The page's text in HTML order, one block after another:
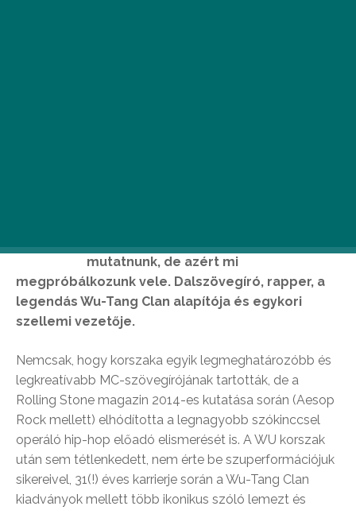
G
mutatnunk, de azért mi
megpróbálkozunk vele. Dalszövegíró, rapper, a
legendás Wu-Tang Clan alapítója és egykori
szellemi vezetője.
Nemcsak, hogy korszaka egyik legmeghatározóbb és
legkreatívabb MC-szövegírójának tartották, de a
Rolling Stone magazin 2014-es kutatása során (Aesop
Rock mellett) elhódította a legnagyobb szókinccsel
operáló hip-hop előadó elismerését is. A WU korszak
után sem tétlenkedett, nem érte be szuperformációjuk
sikereivel, 31(!) éves karrierje során a Wu-Tang Clan
kiadványok mellett több ikonikus szóló lemezt és